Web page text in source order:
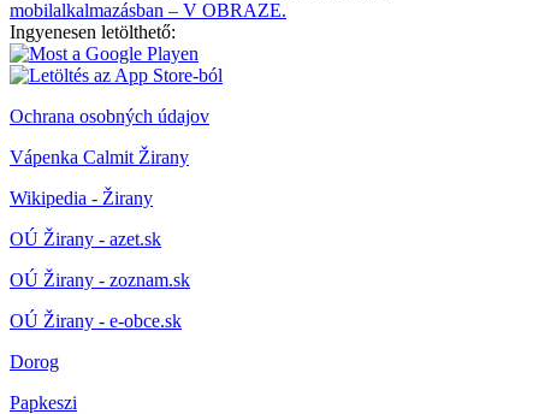
mobilalkalmazásban – V OBRAZE.
Ingyenesen letölthető:
Ochrana osobných údajov
Vápenka Calmit Žirany
Wikipedia - Žirany
OÚ Žirany - azet.sk
OÚ Žirany - zoznam.sk
OÚ Žirany - e-obce.sk
Dorog
Papkeszi